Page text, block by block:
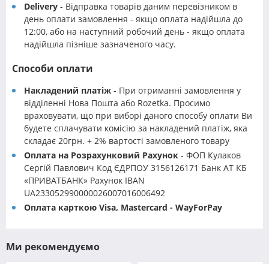
Delivery - Відправка товарів даним перевізником в
день оплати замовлення - якщо оплата надійшла до
12:00, або на наступний робочий день - якщо оплата
надійшла пізніше зазначеного часу.
Способи оплати
Накладений платіж - При отриманні замовлення у
відділенні Нова Пошта або Rozetka. Просимо
враховувати, що при виборі даного способу оплати Ви
будете сплачувати комісію за накладений платіж, яка
складає 20грн. + 2% вартості замовленого товару
Оплата на Розрахунковий Рахунок - ФОП Кулаков
Сергій Павлович Код ЄДРПОУ 3156126171 Банк АТ КБ
«ПРИВАТБАНК» Рахунок IBAN
UA233052990000026007016006492
Оплата карткою Visa, Mastercard - WayForPay
Ми рекомендуємо